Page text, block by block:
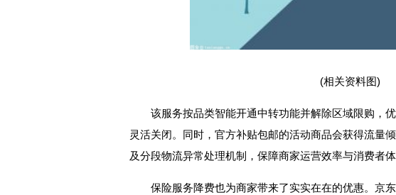
(相关资料图)
该服务按品类智能开通中转功能并解除区域限购，
灵活关闭。同时，官方补贴包邮的活动商品会获得流量
及分段物流异常处理机制，保障商家运营效率与消费者
保险服务降费也为商家带来了实实在在的优惠。京